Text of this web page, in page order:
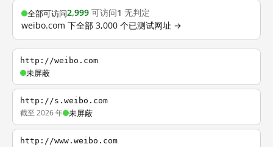
全部可访问2,999 可访问1 无判定
weibo.com 下全部 3,000 个已测试网址 →
http://weibo.com
未屏蔽
http://s.weibo.com
截至 2026 年 未屏蔽
http://www.weibo.com